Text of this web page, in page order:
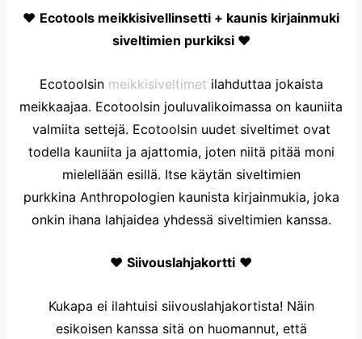
♥ Ecotools meikkisivellinsetti + kaunis kirjainmuki
siveltimien purkiksi ♥
Ecotoolsin meikkisiveltimet ilahduttaa jokaista
meikkaajaa. Ecotoolsin jouluvalikoimassa on kauniita
valmiita settejä. Ecotoolsin uudet siveltimet ovat
todella kauniita ja ajattomia, joten niitä pitää moni
mielellään esillä. Itse käytän siveltimien
purkkina Anthropologien kaunista kirjainmukia, joka
onkin ihana lahjaidea yhdessä siveltimien kanssa.
♥ Siivouslahjakortti ♥
Kukapa ei ilahtuisi siivouslahjakortista! Näin
esikoisen kanssa sitä on huomannut, että